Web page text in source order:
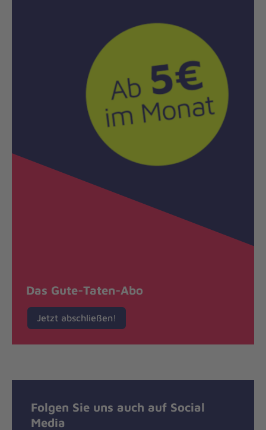
Das Gute-Taten-Abo
Jetzt abschließen!
Folgen Sie uns auch auf Social
Media